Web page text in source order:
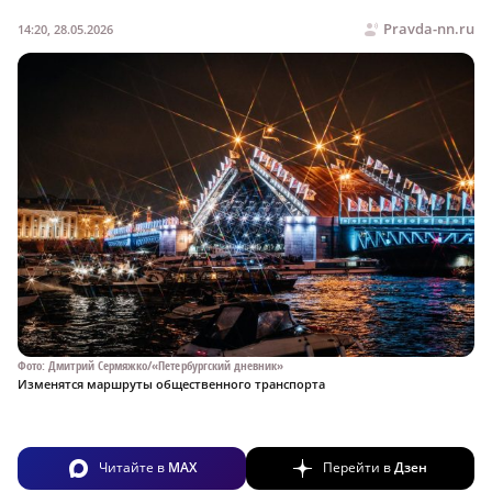
Pravda-nn.ru
14:20, 28.05.2026
Фото: Дмитрий Сермяжко/«Петербургский дневник»
Изменятся маршруты общественного транспорта
Читайте в MAX Перейти вДзен